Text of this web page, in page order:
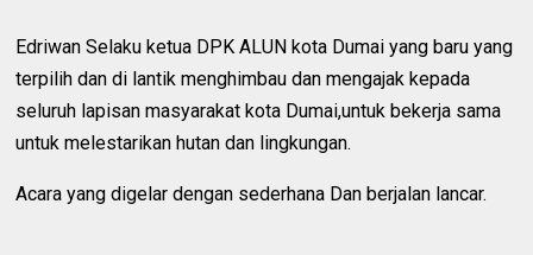
Edriwan Selaku ketua DPK ALUN kota Dumai yang baru yang
terpilih dan di lantik menghimbau dan mengajak kepada
seluruh lapisan masyarakat kota Dumai,untuk bekerja sama
untuk melestarikan hutan dan lingkungan.
Acara yang digelar dengan sederhana Dan berjalan lancar.